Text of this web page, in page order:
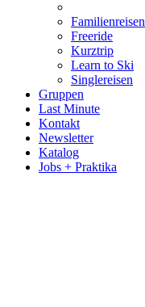
Familienreisen
Freeride
Kurztrip
Learn to Ski
Singlereisen
Gruppen
Last Minute
Kontakt
Newsletter
Katalog
Jobs + Praktika